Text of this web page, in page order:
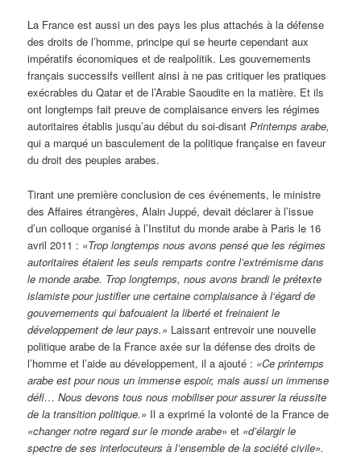
La France est aussi un des pays les plus attachés à la défense
des droits de l’homme, principe qui se heurte cependant aux
impératifs économiques et de realpolitik. Les gouvernements
français successifs veillent ainsi à ne pas critiquer les pratiques
exécrables du Qatar et de l’Arabie Saoudite en la matière. Et ils
ont longtemps fait preuve de complaisance envers les régimes
autoritaires établis jusqu’au début du soi-disantPrintemps arabe,
qui a marqué un basculement de la politique française en faveur
du droit des peuples arabes.
Tirant une première conclusion de ces événements, le ministre
des Affaires étrangères, Alain Juppé, devait déclarer à l’issue
d’un colloque organisé à l’Institut du monde arabe à Paris le 16
avril 2011 : «Trop longtemps nous avons pensé que les régimes
autoritaires étaient les seuls remparts contre l’extrémisme dans
le monde arabe. Trop longtemps, nous avons brandi le prétexte
islamiste pour justifier une certaine complaisance à l‘égard de
gouvernements qui bafouaient la liberté et freinaient le
développement de leur pays.» Laissant entrevoir une nouvelle
politique arabe de la France axée sur la défense des droits de
l’homme et l’aide au développement, il a ajouté : «Ce printemps
arabe est pour nous un immense espoir, mais aussi un immense
défi… Nous devons tous nous mobiliser pour assurer la réussite
de la transition politique.» Il a exprimé la volonté de la France de
«changer notre regard sur le monde arabe» et «d’élargir le
spectre de ses interlocuteurs à l’ensemble de la société civile».